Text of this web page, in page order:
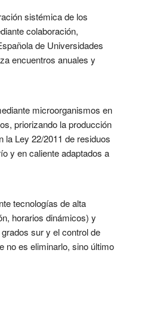
sistémica de los
colaboración,
de Universidades
encuentros anuales y
microorganismos en
priorizando la producción
la Ley 22/2011 de residuos
y en caliente adaptados a
tecnologías de alta
horarios dinámicos) y
sur y el control de
no es eliminarlo, sino último